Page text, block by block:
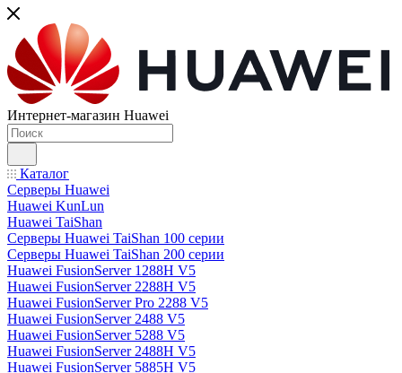
Интернет-магазин Huawei
Каталог
Серверы Huawei
Huawei KunLun
Huawei TaiShan
Серверы Huawei TaiShan 100 серии
Серверы Huawei TaiShan 200 серии
Huawei FusionServer 1288H V5
Huawei FusionServer 2288H V5
Huawei FusionServer Pro 2288 V5
Huawei FusionServer 2488 V5
Huawei FusionServer 5288 V5
Huawei FusionServer 2488H V5
Huawei FusionServer 5885H V5